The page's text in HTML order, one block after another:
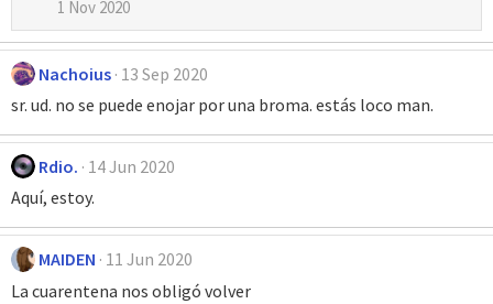
1 Nov 2020
Nachoius 13 Sep 2020
sr. ud. no se puede enojar por una broma. estás loco man.
Rdio. 14 Jun 2020
Aquí, estoy.
MAIDEN 11 Jun 2020
La cuarentena nos obligó volver